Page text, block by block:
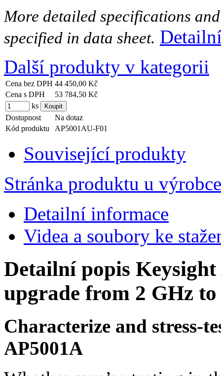
More detailed specifications
specified in data sheet.
Další produkty v kategorii
Cena bez DPH 44 450,00 Kč
Cena s DPH
53 784,50 Kč
ks
Dostupnost
Na dotaz
Kód produktu
AP5001AU-F01
Související produkty
Stránka produktu u výrobce
Detailní informace
Videa a soubory ke
Detailní popis
upgrade from 2 GHz
Characterize and stress-
AP5001A